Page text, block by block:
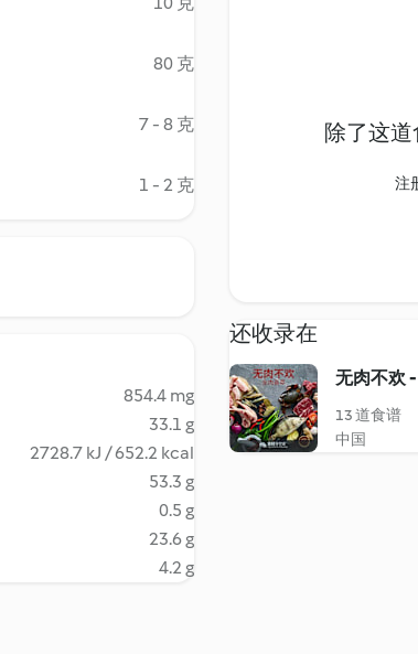
80 克
7 - 8 克
1 - 2 克
854.4 mg
33.1 g
2728.7 kJ / 652.2 kcal
53.3 g
0.5 g
23.6 g
4.2 g
除了这道
注
还收录在
无肉不欢
13 道食谱
中国